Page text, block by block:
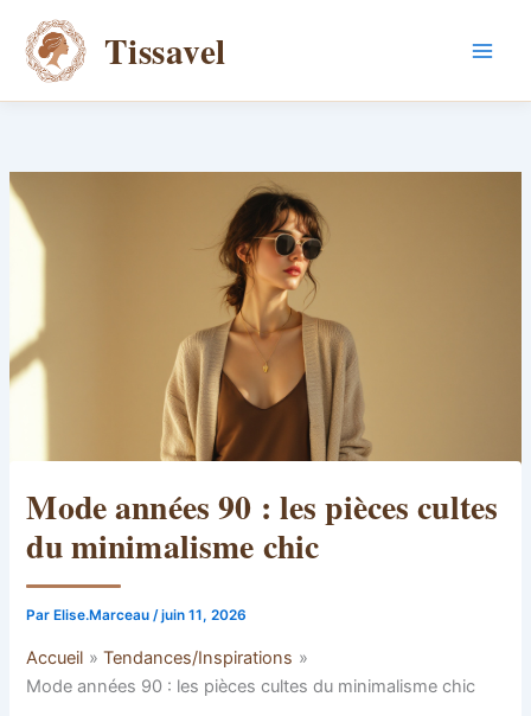
contenu
Tissavel
Mode années 90 : les pièces cultes
du minimalisme chic
ParElise.Marceau /juin 11, 2026
Accueil
Tendances/Inspirations
Mode années 90 : les pièces cultes du minimalisme chic